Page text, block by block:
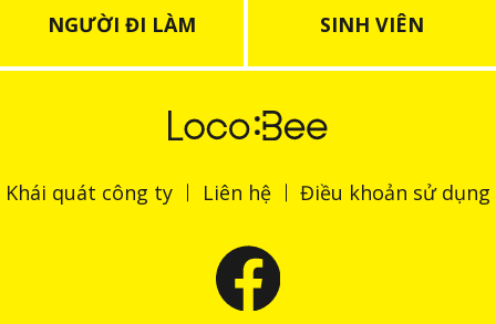
NGƯỜI ĐI LÀM SINH VIÊN
Khái quát công ty Liên hệ Điều khoản sử dụng